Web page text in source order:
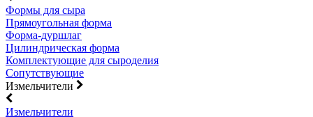
Формы для сыра
Прямоугольная форма
Форма-дуршлаг
Цилиндрическая форма
Комплектующие для сыроделия
Сопутствующие
Измельчители
Измельчители